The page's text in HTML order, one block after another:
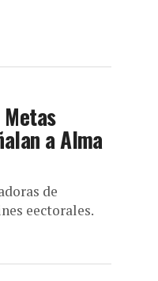
a Alma
de
eectorales.